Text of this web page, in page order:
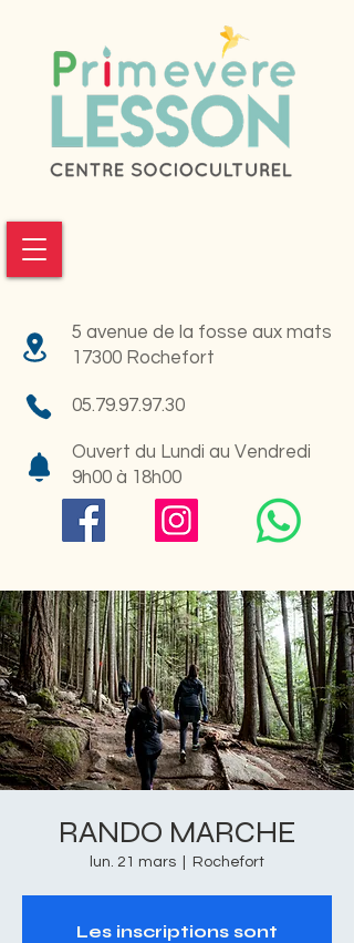
5 avenue de la fosse aux mats
17300 Rochefort
05.79.97.97.30
Ouvert du Lundi au Vendredi
9h00 à 18h00
RANDO MARCHE
lun. 21 mars Rochefort
Les inscriptions sont